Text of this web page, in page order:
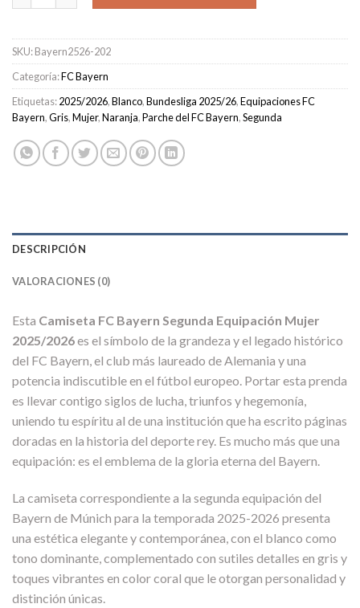
SKU:Bayern2526-202
Categoría:FC Bayern
Etiquetas:2025/2026,Blanco,Bundesliga 2025/26,Equipaciones FC
Bayern,Gris,Mujer,Naranja,Parche del FC Bayern,Segunda
DESCRIPCIÓN
VALORACIONES (0)
Esta Camiseta FC Bayern Segunda Equipación Mujer
2025/2026es el símbolo de la grandeza y el legado histórico
del FC Bayern, el club más laureado de Alemania y una
potencia indiscutible en el fútbol europeo. Portar esta prenda
es llevar contigo siglos de lucha, triunfos y hegemonía,
uniendo tu espíritu al de una institución que ha escrito páginas
doradas en la historia del deporte rey. Es mucho más que una
equipación: es el emblema de la gloria eterna del Bayern.
La camiseta correspondiente a la segunda equipación del
Bayern de Múnich para la temporada 2025-2026 presenta
una estética elegante y contemporánea, con el blanco como
tono dominante, complementado con sutiles detalles en gris y
toques vibrantes en color coral que le otorgan personalidad y
distinción únicas.